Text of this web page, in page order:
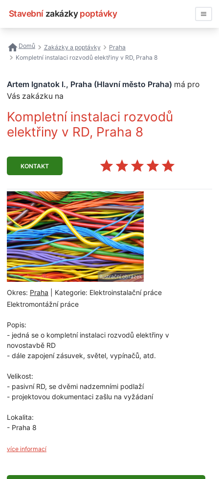
Stavební zakázky poptávky
Všechny zakázky
Nejčastější vyhledávání
Domů Zakázky a poptávky
Praha
Kompletní instalaci rozvodů elektřiny v RD, Praha 8
Artem Ignatok I., Praha (Hlavní město Praha) má pro
Vás zakázku na
Kompletní instalaci rozvodů
elektřiny v RD, Praha 8
KONTAKT
Okres: Praha | Kategorie: Elektroinstalační práce
Elektromontážní práce
Popis:
- jedná se o kompletní instalaci rozvodů elektřiny v
novostavbě RD
- dále zapojení zásuvek, světel, vypínačů, atd.
Velikost:
- pasivní RD, se dvěmi nadzemními podlaží
- projektovou dokumentaci zašlu na vyžádaní
Lokalita:
- Praha 8
více informací
ilustrační obrázek